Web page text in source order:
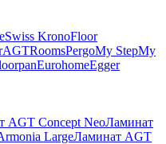
Swiss KronoFloor
AGTRoomsPergoMy StepMy
EurohomeEgger
AGT Concept NeoЛаминат
LargeЛаминат AGT